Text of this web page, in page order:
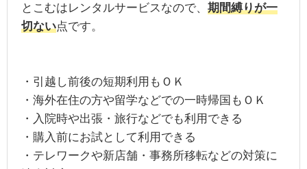
とこむはレンタルサービスなので、 期間縛りが一
切ない点です。
・引越し前後の短期利用もＯＫ
・海外在住の方や留学などでの一時帰国もＯＫ
・入院時や出張・旅行などでも利用できる
・購入前にお試として利用できる
・テレワークや新店舗・事務所移転などの対策に